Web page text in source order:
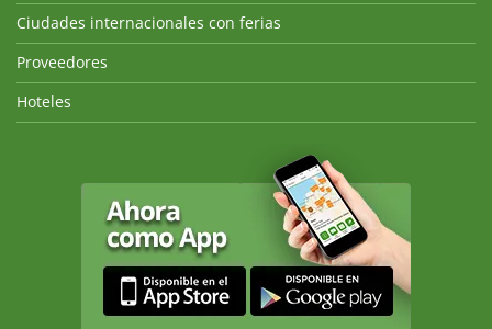
Ciudades internacionales con ferias
Proveedores
Hoteles